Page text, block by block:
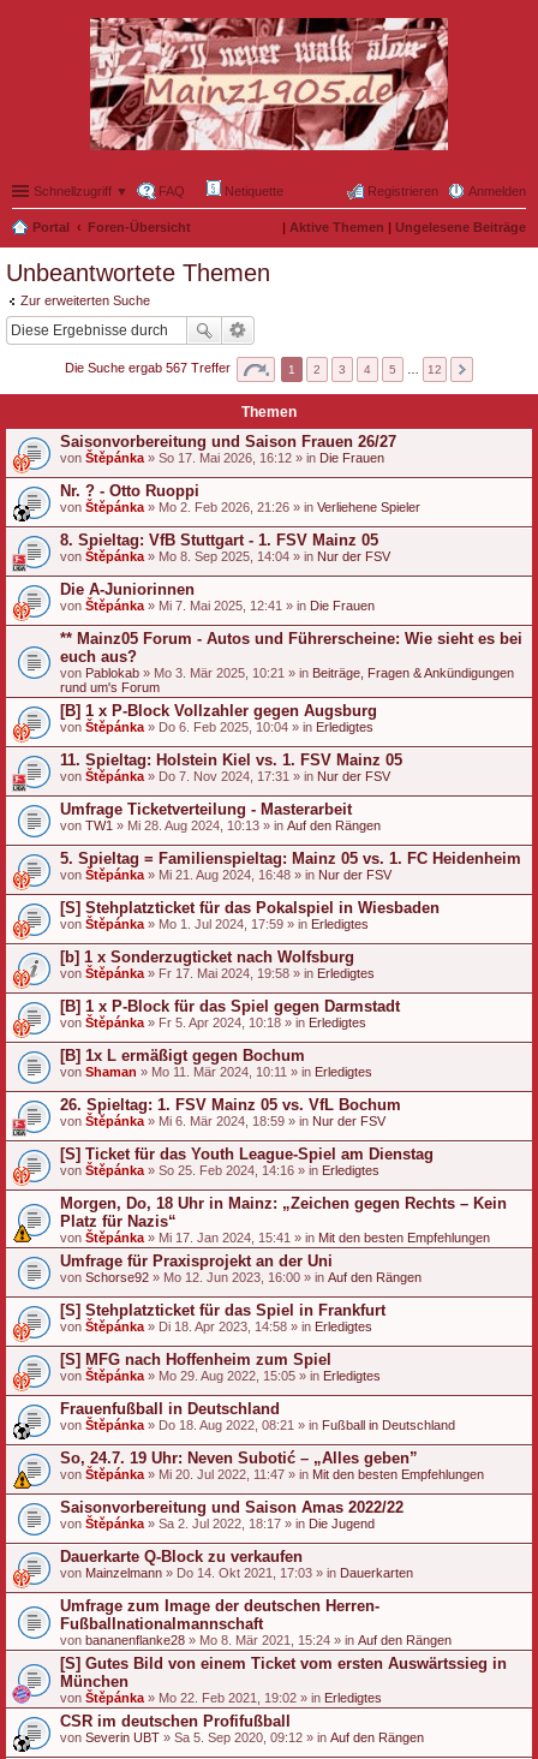
Schnellzugriff ▼ FAQ Netiquette Anmelden
Registrieren
Portal Foren-Übersicht | Aktive Themen | Ungelesene Beiträge
Unbeantwortete Themen
Zur erweiterten Suche
Die Suche ergab 567 Treffer 1 2 3 4 5 12
Themen
Saisonvorbereitung und Saison Frauen 26/27
von Štěpánka » So 17. Mai 2026, 16:12 » in Die Frauen
Nr. ? - Otto Ruoppi
von Štěpánka » Mo 2. Feb 2026, 21:26 » in Verliehene Spieler
8. Spieltag: VfB Stuttgart - 1. FSV Mainz 05
von Štěpánka » Mo 8. Sep 2025, 14:04 » in Nur der FSV
Die A-Juniorinnen
von Štěpánka » Mi 7. Mai 2025, 12:41 » in Die Frauen
** Mainz05 Forum - Autos und Führerscheine: Wie sieht es bei
euch aus?
von Pablokab » Mo 3. Mär 2025, 10:21 » in Beiträge, Fragen & Ankündigungen
rund um's Forum
[B] 1 x P-Block Vollzahler gegen Augsburg
von Štěpánka » Do 6. Feb 2025, 10:04 » in Erledigtes
11. Spieltag: Holstein Kiel vs. 1. FSV Mainz 05
von Štěpánka » Do 7. Nov 2024, 17:31 » in Nur der FSV
Umfrage Ticketverteilung - Masterarbeit
von TW1 » Mi 28. Aug 2024, 10:13 » in Auf den Rängen
5. Spieltag = Familienspieltag: Mainz 05 vs. 1. FC Heidenheim
von Štěpánka » Mi 21. Aug 2024, 16:48 » in Nur der FSV
[S] Stehplatzticket für das Pokalspiel in Wiesbaden
von Štěpánka » Mo 1. Jul 2024, 17:59 » in Erledigtes
[b] 1 x Sonderzugticket nach Wolfsburg
von Štěpánka » Fr 17. Mai 2024, 19:58 » in Erledigtes
[B] 1 x P-Block für das Spiel gegen Darmstadt
von Štěpánka » Fr 5. Apr 2024, 10:18 » in Erledigtes
[B] 1x L ermäßigt gegen Bochum
von Shaman » Mo 11. Mär 2024, 10:11 » in Erledigtes
26. Spieltag: 1. FSV Mainz 05 vs. VfL Bochum
von Štěpánka » Mi 6. Mär 2024, 18:59 » in Nur der FSV
[S] Ticket für das Youth League-Spiel am Dienstag
von Štěpánka » So 25. Feb 2024, 14:16 » in Erledigtes
Morgen, Do, 18 Uhr in Mainz: „Zeichen gegen Rechts – Kein
Platz für Nazis“
von Štěpánka » Mi 17. Jan 2024, 15:41 » in Mit den besten Empfehlungen
Umfrage für Praxisprojekt an der Uni
von Schorse92 » Mo 12. Jun 2023, 16:00 » in Auf den Rängen
[S] Stehplatzticket für das Spiel in Frankfurt
von Štěpánka » Di 18. Apr 2023, 14:58 » in Erledigtes
[S] MFG nach Hoffenheim zum Spiel
von Štěpánka » Mo 29. Aug 2022, 15:05 » in Erledigtes
Frauenfußball in Deutschland
von Štěpánka » Do 18. Aug 2022, 08:21 » in Fußball in Deutschland
So, 24.7. 19 Uhr: Neven Subotić – „Alles geben”
von Štěpánka » Mi 20. Jul 2022, 11:47 » in Mit den besten Empfehlungen
Saisonvorbereitung und Saison Amas 2022/22
von Štěpánka » Sa 2. Jul 2022, 18:17 » in Die Jugend
Dauerkarte Q-Block zu verkaufen
von Mainzelmann » Do 14. Okt 2021, 17:03 » in Dauerkarten
Umfrage zum Image der deutschen Herren-
Fußballnationalmannschaft
von bananenflanke28 » Mo 8. Mär 2021, 15:24 » in Auf den Rängen
[S] Gutes Bild von einem Ticket vom ersten Auswärtssieg in
München
von Štěpánka » Mo 22. Feb 2021, 19:02 » in Erledigtes
CSR im deutschen Profifußball
von Severin UBT » Sa 5. Sep 2020, 09:12 » in Auf den Rängen